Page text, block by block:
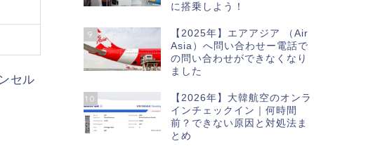
セル
に搭乗しよう！
9
【2025年】エアアジア （Air
Asia）へ問い合わせー電話で
の問い合わせができなくなり
ました
10
【2026年】大韓航空のオンラ
インチェックイン｜何時間
前？できない原因と対処法ま
とめ